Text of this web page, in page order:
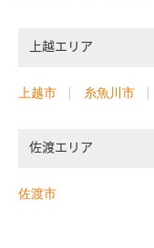
上越エリア
上越市 糸魚川市
佐渡エリア
佐渡市